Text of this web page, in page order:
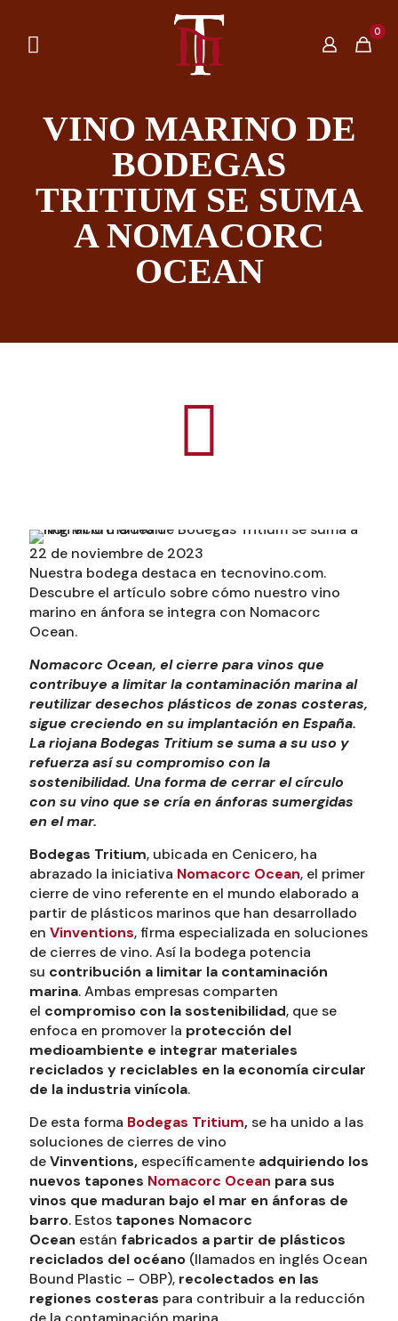
0
VINO MARINO DE
BODEGAS
TRITIUM SE SUMA
A NOMACORC
OCEAN
22 de noviembre de 2023
Nuestra bodega destaca en tecnovino.com.
Descubre el artículo sobre cómo nuestro vino
marino en ánfora se integra con Nomacorc
Ocean.
Nomacorc Ocean, el cierre para vinos que
contribuye a limitar la contaminación marina al
reutilizar desechos plásticos de zonas costeras,
sigue creciendo en su implantación en España.
La riojana Bodegas Tritium se suma a su uso y
refuerza así su compromiso con la
sostenibilidad. Una forma de cerrar el círculo
con su vino que se cría en ánforas sumergidas
en el mar.
Bodegas Tritium, ubicada en Cenicero, ha
abrazado la iniciativa Nomacorc Ocean, el primer
cierre de vino referente en el mundo elaborado a
partir de plásticos marinos que han desarrollado
en Vinventions, firma especializada en soluciones
de cierres de vino. Así la bodega potencia
su contribución a limitar la contaminación
marina. Ambas empresas comparten
el compromiso con la sostenibilidad, que se
enfoca en promover la protección del
medioambiente e integrar materiales
reciclados y reciclables en la economía circular
de la industria vinícola.
De esta forma Bodegas Tritium,se ha unido a las
soluciones de cierres de vino
deVinventions, específicamente adquiriendo los
nuevos tapones Nomacorc Ocean para sus
vinos que maduran bajo el mar en ánforas de
barro. Estos tapones Nomacorc
Ocean están fabricados a partir de plásticos
reciclados del océano (llamados en inglés Ocean
Bound Plastic – OBP), recolectados en las
regiones costeras para contribuir a la reducción